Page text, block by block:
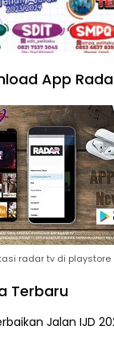
App
radar tv di playstore
Terbaru
Jalan IJD